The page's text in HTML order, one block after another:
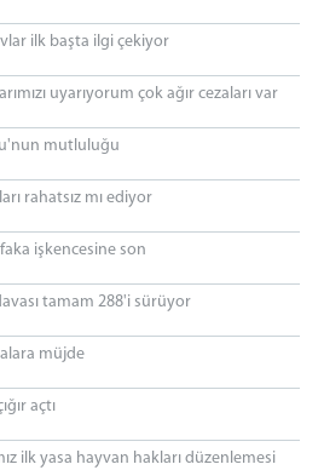
ilk başta ilgi çekiyor
uyarıyorum çok ağır cezaları var
mutluluğu
rahatsız mı ediyor
işkencesine son
tamam 288'i sürüyor
müjde
açtı
ilk yasa hayvan hakları düzenlemesi